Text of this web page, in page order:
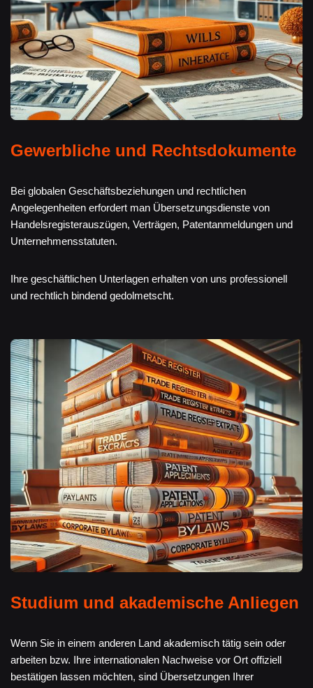
Gewerbliche und Rechtsdokumente
Bei globalen Geschäftsbeziehungen und rechtlichen
Angelegenheiten erfordert man Übersetzungsdienste von
Handelsregisterauszügen, Verträgen, Patentanmeldungen und
Unternehmensstatuten.
Ihre geschäftlichen Unterlagen erhalten von uns professionell
und rechtlich bindend gedolmetscht.
Studium und akademische Anliegen
Wenn Sie in einem anderen Land akademisch tätig sein oder
arbeiten bzw. Ihre internationalen Nachweise vor Ort offiziell
bestätigen lassen möchten, sind Übersetzungen Ihrer